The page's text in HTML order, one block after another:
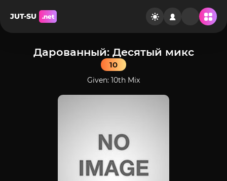
JUT-SU .net
Дарованный: Десятый микс
10
Given: 10th Mix